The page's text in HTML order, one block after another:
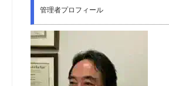
管理者プロフィール